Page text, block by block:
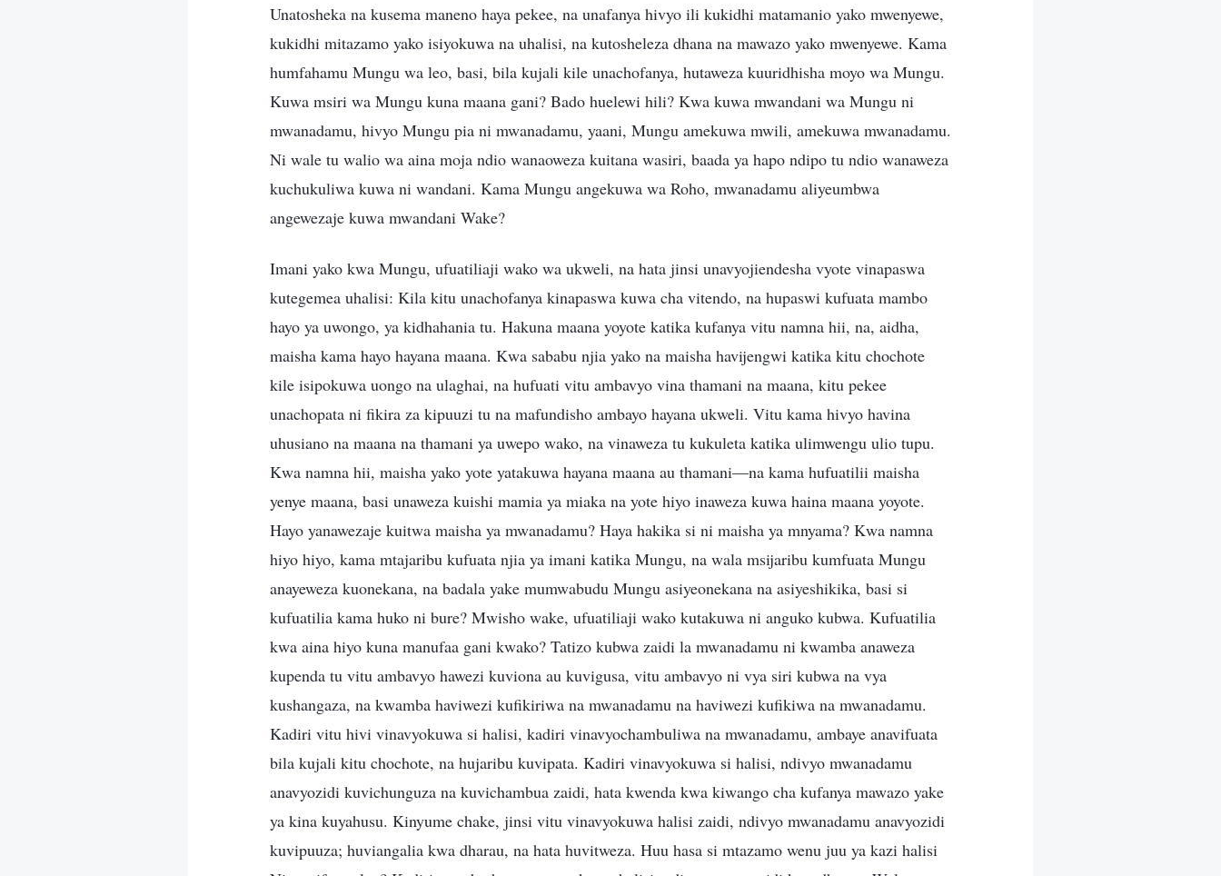
Unatosheka na kusema maneno haya pekee, na unafanya hivyo ili kukidhi matamanio yako mwenyewe,
kukidhi mitazamo yako isiyokuwa na uhalisi, na kutosheleza dhana na mawazo yako mwenyewe. Kama
humfahamu Mungu wa leo, basi, bila kujali kile unachofanya, hutaweza kuuridhisha moyo wa Mungu.
Kuwa msiri wa Mungu kuna maana gani? Bado huelewi hili? Kwa kuwa mwandani wa Mungu ni
mwanadamu, hivyo Mungu pia ni mwanadamu, yaani, Mungu amekuwa mwili, amekuwa mwanadamu.
Ni wale tu walio wa aina moja ndio wanaoweza kuitana wasiri, baada ya hapo ndipo tu ndio wanaweza
kuchukuliwa kuwa ni wandani. Kama Mungu angekuwa wa Roho, mwanadamu aliyeumbwa
angewezaje kuwa mwandani Wake?
Imani yako kwa Mungu, ufuatiliaji wako wa ukweli, na hata jinsi unavyojiendesha vyote vinapaswa
kutegemea uhalisi: Kila kitu unachofanya kinapaswa kuwa cha vitendo, na hupaswi kufuata mambo
hayo ya uwongo, ya kidhahania tu. Hakuna maana yoyote katika kufanya vitu namna hii, na, aidha,
maisha kama hayo hayana maana. Kwa sababu njia yako na maisha havijengwi katika kitu chochote
kile isipokuwa uongo na ulaghai, na hufuati vitu ambavyo vina thamani na maana, kitu pekee
unachopata ni fikira za kipuuzi tu na mafundisho ambayo hayana ukweli. Vitu kama hivyo havina
uhusiano na maana na thamani ya uwepo wako, na vinaweza tu kukuleta katika ulimwengu ulio tupu.
Kwa namna hii, maisha yako yote yatakuwa hayana maana au thamani—na kama hufuatilii maisha
yenye maana, basi unaweza kuishi mamia ya miaka na yote hiyo inaweza kuwa haina maana yoyote.
Hayo yanawezaje kuitwa maisha ya mwanadamu? Haya hakika si ni maisha ya mnyama? Kwa namna
hiyo hiyo, kama mtajaribu kufuata njia ya imani katika Mungu, na wala msijaribu kumfuata Mungu
anayeweza kuonekana, na badala yake mumwabudu Mungu asiyeonekana na asiyeshikika, basi si
kufuatilia kama huko ni bure? Mwisho wake, ufuatiliaji wako kutakuwa ni anguko kubwa. Kufuatilia
kwa aina hiyo kuna manufaa gani kwako? Tatizo kubwa zaidi la mwanadamu ni kwamba anaweza
kupenda tu vitu ambavyo hawezi kuviona au kuvigusa, vitu ambavyo ni vya siri kubwa na vya
kushangaza, na kwamba haviwezi kufikiriwa na mwanadamu na haviwezi kufikiwa na mwanadamu.
Kadiri vitu hivi vinavyokuwa si halisi, kadiri vinavyochambuliwa na mwanadamu, ambaye anavifuata
bila kujali kitu chochote, na hujaribu kuvipata. Kadiri vinavyokuwa si halisi, ndivyo mwanadamu
anavyozidi kuvichunguza na kuvichambua zaidi, hata kwenda kwa kiwango cha kufanya mawazo yake
ya kina kuyahusu. Kinyume chake, jinsi vitu vinavyokuwa halisi zaidi, ndivyo mwanadamu anavyozidi
kuvipuuza; huviangalia kwa dharau, na hata huvitweza. Huu hasa si mtazamo wenu juu ya kazi halisi